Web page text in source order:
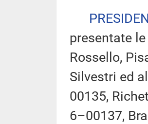
presentate
Rossello,
Silvestri ed
00135,
6–00137,